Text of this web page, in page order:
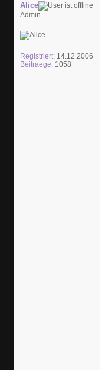
Alice
Admin
Registriert: 14.12.2006
Beitraege: 1058